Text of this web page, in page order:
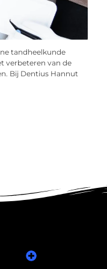
tandheelkunde
verbeteren van de
Bij Dentius Hannut